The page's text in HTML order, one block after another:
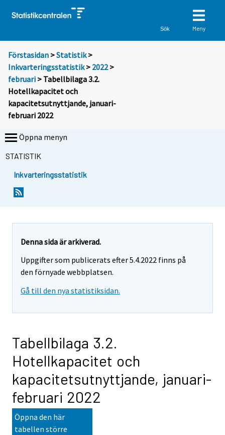
Sök Meny
Förstasidan >Statistik >
Inkvarteringsstatistik> 2022>
februari > Tabellbilaga 3.2.
Hotellkapacitet och
kapacitetsutnyttjande, januari-
februari 2022
Öppna menyn
STATISTIK
Inkvarteringsstatistik
Denna sida är arkiverad.
Uppgifter som publicerats efter 5.4.2022 finns på
den förnyade webbplatsen.
Gå till den nya statistiksidan.
Tabellbilaga 3.2.
Hotellkapacitet och
kapacitetsutnyttjande, januari-
februari 2022
Öppna den här
tabellen större